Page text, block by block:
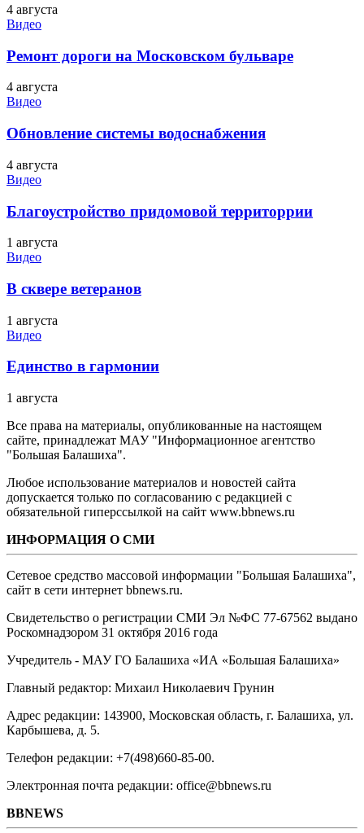
4 августа
Видео
Ремонт дороги на Московском бульваре
4 августа
Видео
Обновление системы водоснабжения
4 августа
Видео
Благоустройство придомовой территоррии
1 августа
Видео
В сквере ветеранов
1 августа
Видео
Единство в гармонии
1 августа
Все права на материалы, опубликованные на настоящем
сайте, принадлежат МАУ "Информационное агентство
"Большая Балашиха".
Любое использование материалов и новостей сайта
допускается только по согласованию с редакцией с
обязательной гиперссылкой на сайт www.bbnews.ru
ИНФОРМАЦИЯ О СМИ
Сетевое средство массовой информации "Большая Балашиха",
сайт в сети интернет bbnews.ru.
Свидетельство о регистрации СМИ Эл №ФС ‎77-67562 выдано
Роскомнадзором 31 октября 2016 года
Учредитель - МАУ ГО Балашиха «ИА «Большая Балашиха»
Главный редактор: Михаил Николаевич Грунин
Адрес редакции: 143900, Московская область, г. Балашиха, ул.
Карбышева, д. 5.
Телефон редакции: +7(498)660-85-00.
Электронная почта редакции: office@bbnews.ru
BBNEWS